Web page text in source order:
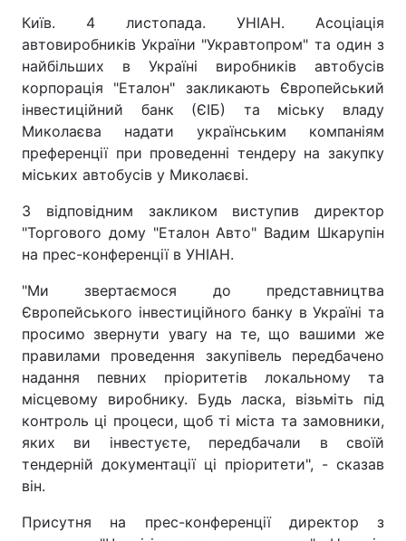
Київ. 4 листопада. УНІАН. Асоціація
автовиробників України "Укравтопром" та один з
найбільших в Україні виробників автобусів
корпорація "Еталон" закликають Європейський
інвестиційний банк (ЄІБ) та міську владу
Миколаєва надати українським компаніям
преференції при проведенні тендеру на закупку
міських автобусів у Миколаєві.
З відповідним закликом виступив директор
"Торгового дому "Еталон Авто" Вадим Шкарупін
на прес-конференції в УНІАН.
"Ми звертаємося до представництва
Європейського інвестиційного банку в Україні та
просимо звернути увагу на те, що вашими же
правилами проведення закупівель передбачено
надання певних пріоритетів локальному та
місцевому виробнику. Будь ласка, візьміть під
контроль ці процеси, щоб ті міста та замовники,
яких ви інвестуєте, передбачали в своїй
тендерній документації ці пріоритети", - сказав
він.
Присутня на прес-конференції директор з